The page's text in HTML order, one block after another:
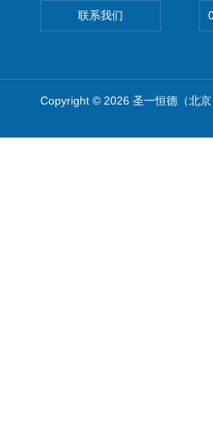
联系我们
Copyright © 2026 圣一恒德（北